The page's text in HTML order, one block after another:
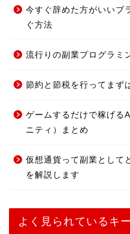
今すぐ辞めた方がいいブ
ぐ方法
流行りの副業プログラミ
節約と節税を行ってまず
ゲームするだけで稼げる
ニティ）まとめ
仮想通貨って副業として
を解説します
よく見られているキ